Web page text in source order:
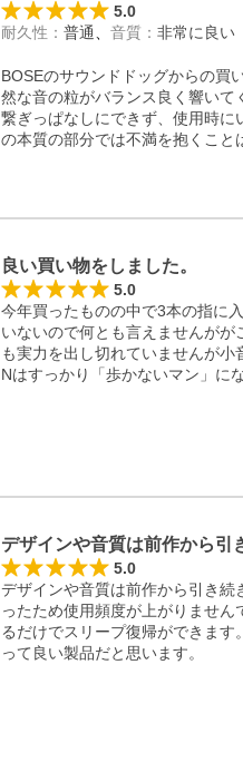
5.0
耐久性 ： 普通 音質 ： 非常に良い
BOSEのサウンドドッグからの買
然な音の粒がバランス良く響い
繋ぎっぱなしにできず、使用時
の本質の部分では不満を抱くこと
良い買い物をしました。
5.0
今年買ったものの中で3本の指に
いないので何とも言えませんが
も実力を出し切れていませんが
Nはすっかり「歩かないマン」に
デザインや音質は前作から
5.0
デザインや音質は前作から引き
ったため使用頻度が上がりませ
るだけでスリープ復帰ができま
って良い製品だと思います。